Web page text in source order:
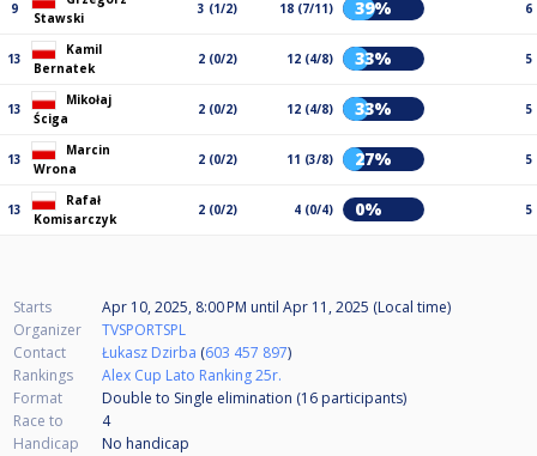
9
Stawski
3 (1/2) 18 (7/11) 39% 6
13
Kamil
Bernatek
2 (0/2) 12 (4/8) 33% 5
13
Mikołaj
Ściga
2 (0/2) 12 (4/8) 33% 5
13
Marcin
Wrona
2 (0/2) 11 (3/8) 27% 5
13
Rafał
Komisarczyk
2 (0/2) 4 (0/4) 0% 5
Starts Apr 10, 2025, 8:00 PM until Apr 11, 2025 (Local time)
Organizer
TVSPORTSPL
Contact
Łukasz Dzirba (603 457 897)
Rankings
Alex Cup Lato Ranking 25r.
Format
Double to Single elimination (16 participants)
Race to
4
Handicap
No handicap